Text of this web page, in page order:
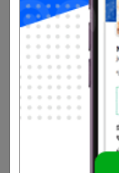
Registered Office
အမှတ် (1-A)၊ ဂန္ဓ
မင်္ဂလာတောင်ညွန့်မ